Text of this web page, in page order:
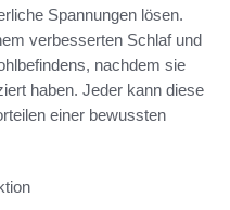
Spannungen lösen.
verbesserten Schlaf und
nachdem sie
haben. Jeder kann diese
einer bewussten